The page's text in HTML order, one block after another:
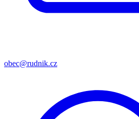
obec@rudnik.cz